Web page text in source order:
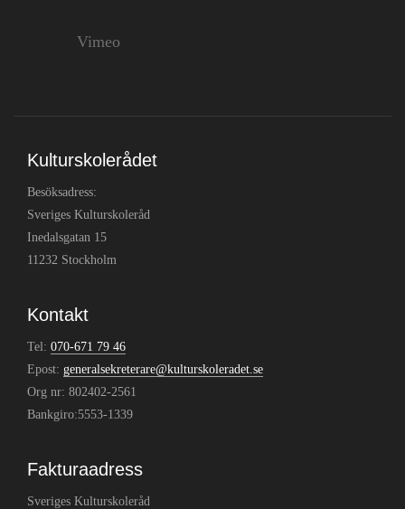
Vimeo
Kulturskolerådet
Besöksadress:
Sveriges Kulturskoleråd
Inedalsgatan 15
11232 Stockholm
Kontakt
Tel: 070-671 79 46
Epost: generalsekreterare@kulturskoleradet.se
Org nr: 802402-2561
Bankgiro:5553-1339
Fakturaadress
Sveriges Kulturskoleråd